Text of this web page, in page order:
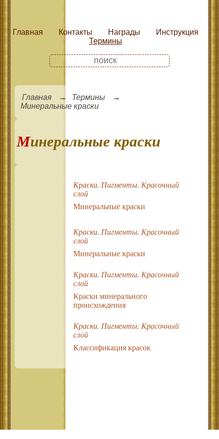
Главная Контакты Награды
Инструкция
Термины
Главная
Термины
Минеральные краски
Минеральные краски
Краски. Пигменты. Красочный
слой
Минеральные краски
Краски. Пигменты. Красочный
слой
Минеральные краски
Краски. Пигменты. Красочный
слой
Краски минерального
происхождения
Краски. Пигменты. Красочный
слой
Классификация красок